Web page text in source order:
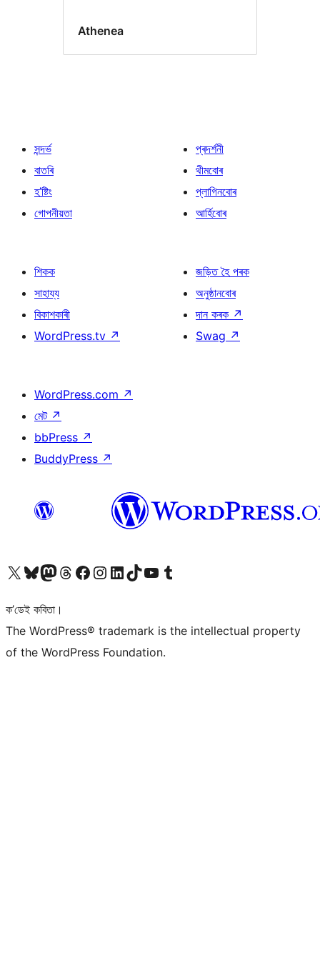
Athenea
সন্দৰ্ভ
বাতৰি
হ’ষ্টিং
গোপনীয়তা
প্ৰদৰ্শনী
থীমবোৰ
প্লাগিনবোৰ
আৰ্হিবোৰ
শিকক
সাহায্য
বিকাশকাৰী
WordPress.tv ↗
জড়িত হৈ পৰক
অনুষ্ঠানবোৰ
দান কৰক ↗
Swag ↗
WordPress.com ↗
মেট ↗
bbPress ↗
BuddyPress ↗
আমাৰ X (আগৰ Twitter) একাউণ্টলৈ যাওকআমাৰ Bluesky একাউণ্টলৈ যাওকআমাৰ Mastodon একাউণ্টলৈ যাওকআমাৰ Threads একাউণ্টলৈ যাওকআমাৰ Facebook পৃষ্ঠালৈ যাওকআমাৰ Instagram একাউণ্টলৈ যাওকআমাৰ LinkedIn একাউণ্টলৈ যাওকআমাৰ TikTok একাউণ্টলৈ যাওকআমাৰ YouTube চেনেললৈ যাওকআমাৰ Tumblr একাউণ্টলৈ যাওক
ক’ডেই কবিতা।
The WordPress® trademark is the intellectual property
of the WordPress Foundation.